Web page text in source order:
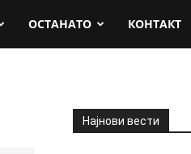
ОСТАНАТО КОНТАКТ
Најнови вести